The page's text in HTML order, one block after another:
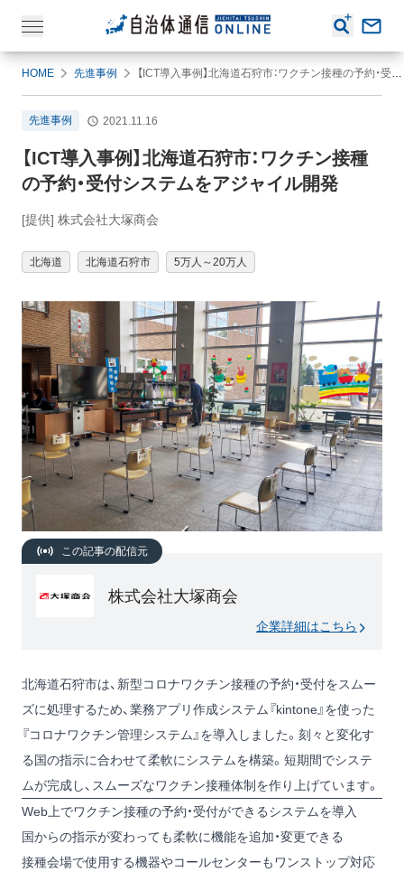
HOME 先進事例 【ICT導入事例】北海道石狩市：ワクチン接種の予約・受付システムをアジャイル開発
先進事例 2021.11.16
【ICT導入事例】北海道石狩市：ワクチン接種
の予約・受付システムをアジャイル開発
[提供] 株式会社大塚商会
北海道 北海道石狩市 5万人～20万人
この記事の配信元
株式会社大塚商会
企業詳細はこちら
北海道石狩市は、新型コロナワクチン接種の予約・受付をスムー
ズに処理するため、業務アプリ作成システム『kintone』を使った
『コロナワクチン管理システム』を導入しました。刻々と変化す
る国の指示に合わせて柔軟にシステムを構築。短期間でシステ
ムが完成し、スムーズなワクチン接種体制を作り上げています。
Web上でワクチン接種の予約・受付ができるシステムを導入
国からの指示が変わっても柔軟に機能を追加・変更できる
接種会場で使用する機器やコールセンターもワンストップ対応